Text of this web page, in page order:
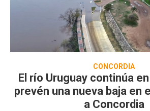
CONCORDIA
El río Uruguay continúa
prevén una nueva baja en
a Concordia